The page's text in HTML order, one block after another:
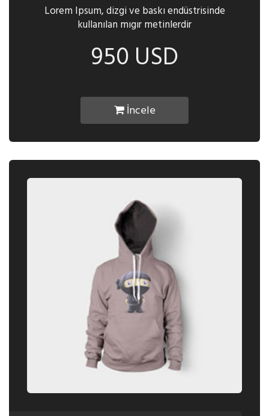
Lorem Ipsum, dizgi ve baskı endüstrisinde
kullanılan mıgır metinlerdir
950 USD
İncele